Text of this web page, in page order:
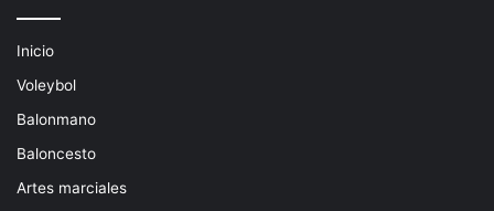
Inicio
Voleybol
Balonmano
Baloncesto
Artes marciales